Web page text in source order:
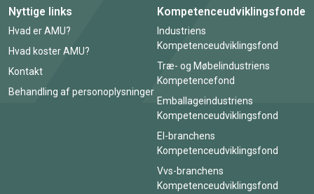
Nyttige links
Hvad er AMU?
Hvad koster AMU?
Kontakt
Behandling af personoplysninger
Kompetenceudviklingsfonde
Industriens
Kompetenceudviklingsfond
Træ- og Møbelindustriens
Kompetencefond
Emballageindustriens
Kompetenceudviklingsfond
El-branchens
Kompetenceudviklingsfond
Vvs-branchens
Kompetenceudviklingsfond